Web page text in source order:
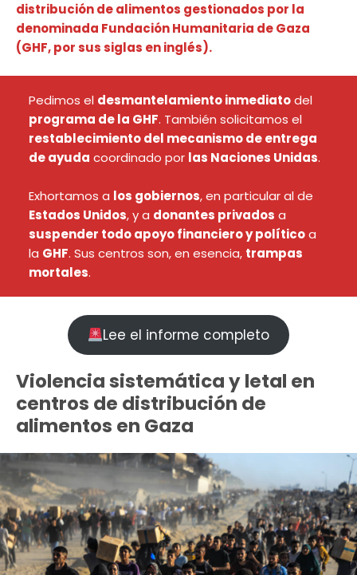
distribución de alimentos gestionados por la
denominada Fundación Humanitaria de Gaza
(GHF, por sus siglas en inglés).
Pedimos el desmantelamiento inmediatodel
programa de la GHF. También solicitamos el
restablecimiento del mecanismo de entrega
de ayuda coordinado por las Naciones Unidas.
Exhortamos a los gobiernos, en particular al de
Estados Unidos, y a donantes privados a
suspender todo apoyo financiero y políticoa
la GHF. Sus centros son, en esencia, trampas
mortales.
Lee el informe completo
Violencia sistemática y letal en
centros de distribución de
alimentos en Gaza